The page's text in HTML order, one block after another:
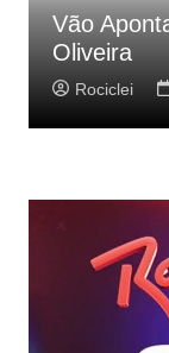
Vão
Oliveira
Rociclei